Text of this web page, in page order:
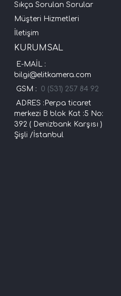
Sıkça Sorulan Sorular
Müşteri Hizmetleri
İletişim
KURUMSAL
E-MAİL :
bilgi@elitkamera.com
GSM : 0 (531) 257 84 92
ADRES :Perpa ticaret
merkezi B blok Kat :5 No:
392 ( Denizbank Karşısı )
Şişli /İstanbul